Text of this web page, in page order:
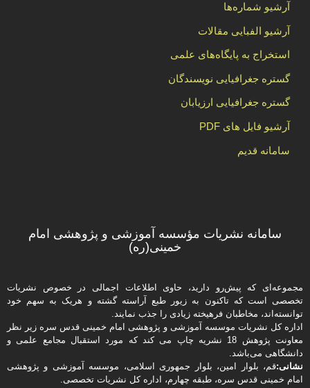
آرشیو شماره‌ها
آرشیو الفبایی مقالات
استخراج به پایگاه‌های علمی
گستره جغرافیایی نویسندگان
گستره جغرافیایی ارزیابان
آرشیو فایل های PDF
سامانه قدیم
سامانه نشریات مؤسسه آموزشی و پژوهشی امام
خمینی(ره)
مجموعه‌ای که پیش‌رو دارید،‌ حاوی اطلاعات اجمالی در خصوص نشریات
تخصصی است که تاکنون به زیور طبع آراسته گشته و هریک به سهم خود
توانسته‌اند، مخاطبان فرهیخته‌ زیادی را جذب نمایند.
اداره كل نشریات موسسه آموزشی و پژوهشی امام خمینی قدس سره زیر نظر
معاونت پژوهش 18 نشریه چاپ می کند که مورد استقبال مجامع علمی و
دانشگاهی می‌باشد.
نشانی:قم، بلوار امین، بلوار جمهوری اسلامی، موسسه آموزشی و پژوهشی
امام خمینی قدس سره، طبقه چهارم، اداره كل نشریات تخصصی.